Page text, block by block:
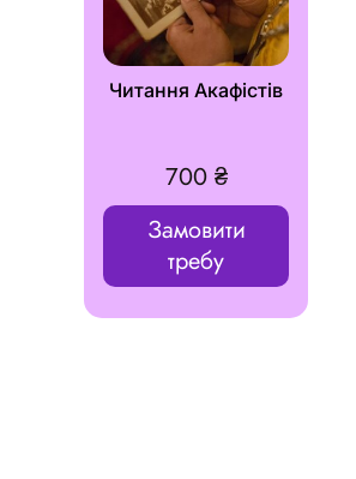
Читання Акафістів
700 ₴
Замовити
требу